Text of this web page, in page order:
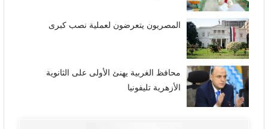
المصريون يتعرضون لعملية نصب كبرى
محافظ الغربية يهنئ الأولى على الثانوية
الأزهرية تليفونيا